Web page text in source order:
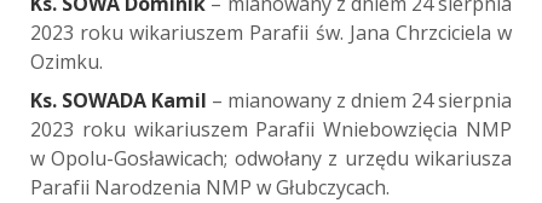
2023 roku wikariuszem Parafii św. Jana Chrzciciela w
Ozimku.
Ks. SOWADA Kamil – mianowany z dniem 24 sierpnia
2023 roku wikariuszem Parafii Wniebowzięcia NMP
w Opolu-Gosławicach; odwołany z urzędu wikariusza
Parafii Narodzenia NMP w Głubczycach.